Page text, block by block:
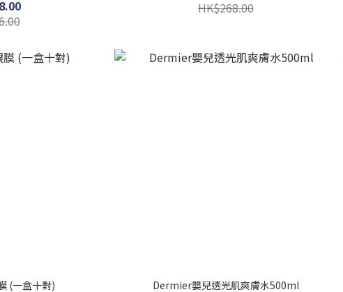
HK$268.00
(一盒十對) Dermier嬰兒透光肌爽膚水500ml